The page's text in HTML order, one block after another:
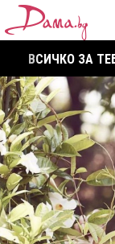
ВСИЧКО ЗА